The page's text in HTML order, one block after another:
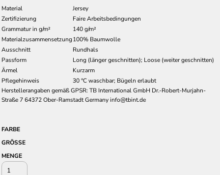
Material
Jersey
Zertifizierung
Faire Arbeitsbedingungen
Grammatur in g/m²
140 g/m²
Materialzusammensetzung100% Baumwolle
Ausschnitt
Rundhals
Passform
Long (länger geschnitten); Loose (weiter geschnitten)
Ärmel
Kurzarm
Pflegehinweis
30 °C waschbar; Bügeln erlaubt
Herstellerangaben gemäß GPSR: TB International GmbH Dr.-Robert-Murjahn-
Straße 7 64372 Ober-Ramstadt Germany info@tbint.de
FARBE
GRÖSSE
MENGE